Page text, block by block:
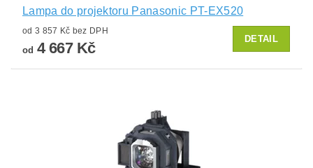
Lampa do projektoru Panasonic PT-EX520
od 3 857 Kč bez DPH
od 4 667 Kč
DETAIL